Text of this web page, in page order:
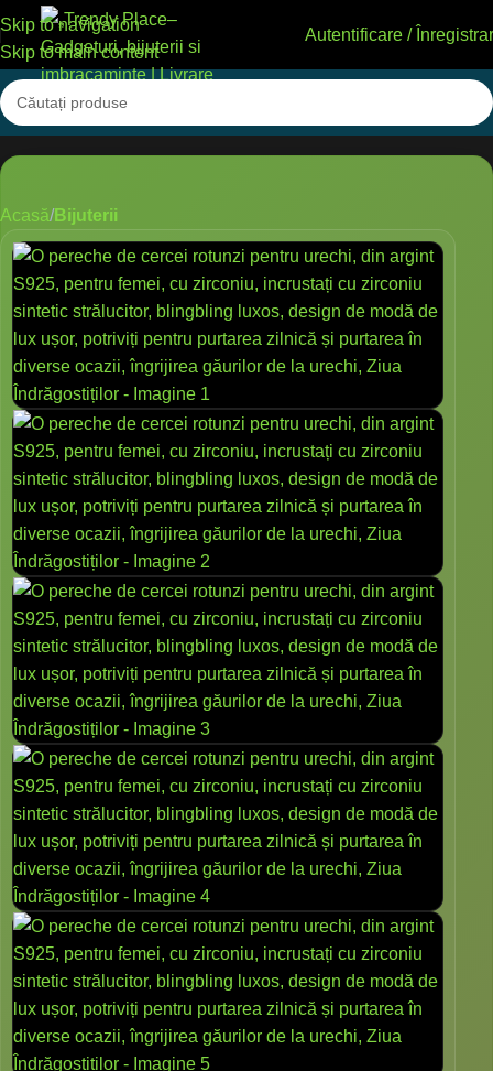
Skip to navigation
Skip to main content
Autentificare /
Acasă Bijuterii